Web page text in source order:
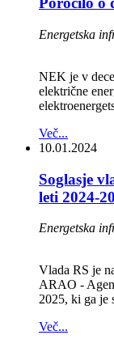
Energetska
NEK je v
električne
Več...
10.01.2024
Soglasje
leti 2024-
Energetska
Vlada RS je
ARAO -
2025, ki ga
Več...